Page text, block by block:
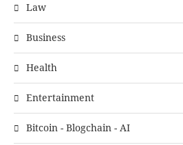
Law
Business
Health
Entertainment
Bitcoin - Blogchain - AI